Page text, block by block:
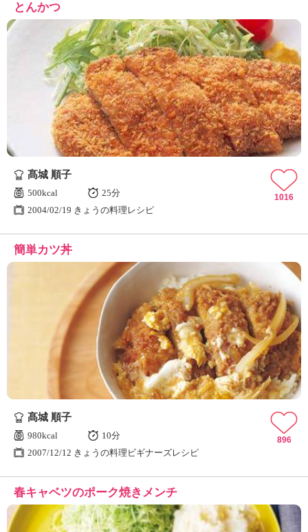
とんかつ
髙城 順子
500kcal
25分
2004/02/19 きょうの料理レシピ
1016
簡単カツ丼
髙城 順子
980kcal
10分
2007/12/12 きょうの料理ビギナーズレシピ
896
春キャベツのポーク焼きメンチ